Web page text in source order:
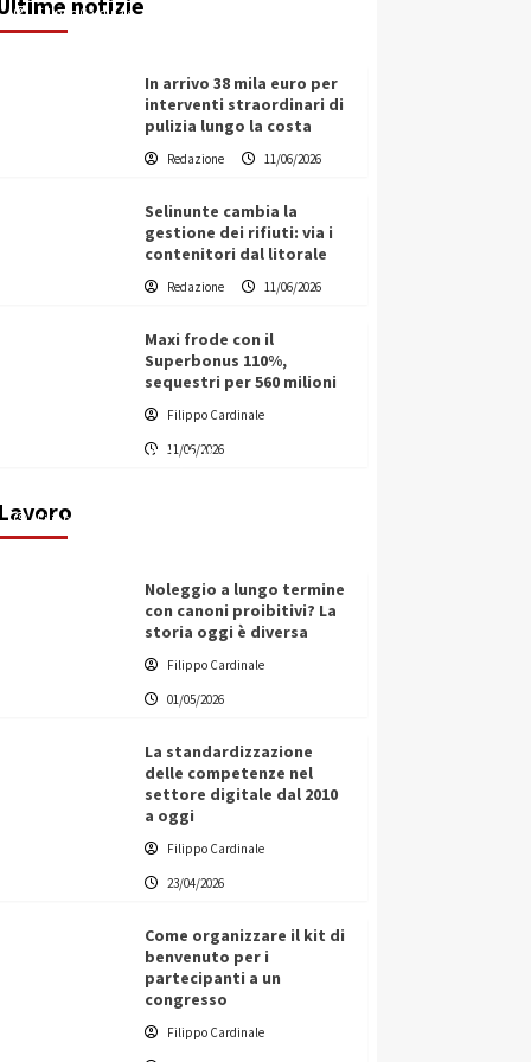
Filippo Cardinale
In arrivo 38 mila euro per
interventi straordinari di
pulizia lungo la costa
Redazione 11/06/2026
Selinunte cambia la
gestione dei rifiuti: via i
contenitori dal litorale
Redazione 11/06/2026
Maxi frode con il
Superbonus 110%,
sequestri per 560 milioni
Filippo Cardinale
11/06/2026
Lavoro
Vino in Italia: il giro d’affari
contribuisce all’1,1% del PIL
Filippo Cardinale
Noleggio a lungo termine
con canoni proibitivi? La
storia oggi è diversa
Filippo Cardinale
01/05/2026
La standardizzazione
delle competenze nel
settore digitale dal 2010
a oggi
Filippo Cardinale
23/04/2026
Come organizzare il kit di
benvenuto per i
partecipanti a un
congresso
Filippo Cardinale